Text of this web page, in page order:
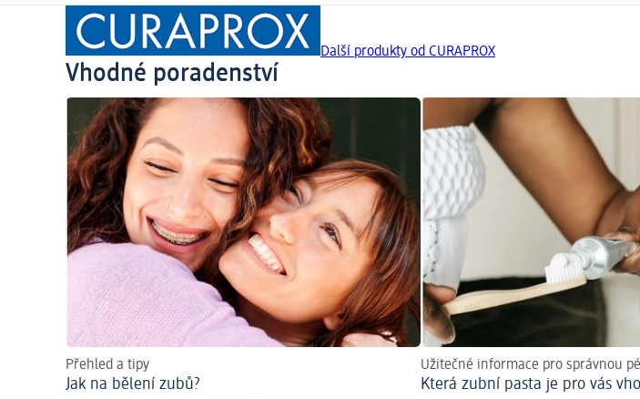
Další produkty od CURAPROX
Vhodné poradenství
Přehled a tipy
Jak na bělení zubů?
Užitečné informace pro správnou
Která zubní pasta je pro vás